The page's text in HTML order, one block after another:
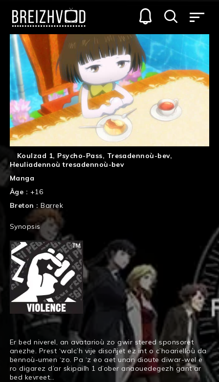
Koulzad 1, Psycho-Pass, Tresadennoù-bev,
Heuliadennoù tresadennoù-bev
Manga
Âge : +16
Breton :Barrek
Synopsis
Er bed niverel, an avatarioù zo gwir stered sponsoret
anezhe. Prest ‘walc’h vije disoñjet ez int o c’hoarielloù da
bennoù-umen ‘zo. Pa ‘z eo aet unan dioute diwar-wel e
ro digarez d’ar skipailh 1 d’ober anaouedegezh gant ar
bed kevreet…